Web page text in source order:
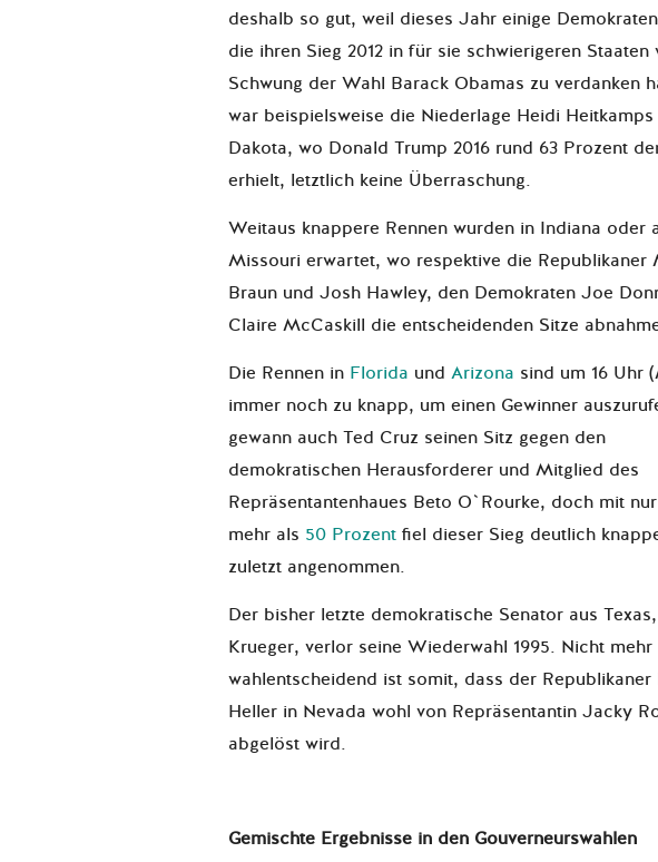
deshalb so gut, weil dieses Jahr einige
die ihren Sieg 2012 in für sie schwierigeren Staaten
Schwung der Wahl Barack Obamas zu verdanken
war beispielsweise die Niederlage Heidi
Dakota, wo Donald Trump 2016 rund 63 Prozent
erhielt, letztlich keine Überraschung.
Weitaus knappere Rennen wurden in Indiana oder
Missouri erwartet, wo respektive die Republikaner
Braun und Josh Hawley, den Demokraten Joe
Claire McCaskill die entscheidenden Sitze
Die Rennen in Florida und Arizona sind um 16 Uhr
immer noch zu knapp, um einen Gewinner
gewann auch Ted Cruz seinen Sitz gegen den
demokratischen Herausforderer und Mitglied des
Repräsentantenhaues Beto O`Rourke, doch mit
mehr als 50 Prozent fiel dieser Sieg deutlich
zuletzt angenommen.
Der bisher letzte demokratische Senator aus
Krueger, verlor seine Wiederwahl 1995. Nicht mehr
wahlentscheidend ist somit, dass der Republikaner
Heller in Nevada wohl von Repräsentantin Jacky
abgelöst wird.
Gemischte Ergebnisse in den Gouverneurswahlen